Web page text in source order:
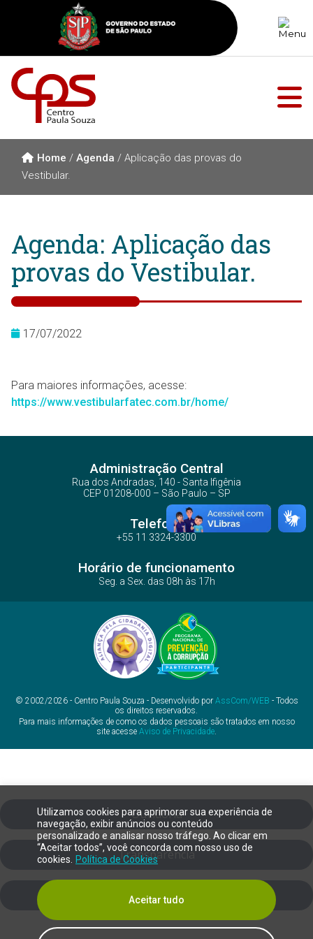
Utilizamos cookies para aprimorar sua experiência de
navegação, exibir anúncios ou conteúdo
personalizado e analisar nosso tráfego. Ao clicar em
“Aceitar todos”, você concorda com nosso uso de
cookies.
Política de Cookies
Aceitar tudo
Home / Agenda / Aplicação das provas do
Vestibular.
Agenda: Aplicação das
provas do Vestibular.
17/07/2022
Para maiores informações, acesse:
https://www.vestibularfatec.com.br/home/
Administração Central
Rua dos Andradas, 140 - Santa Ifigênia
CEP 01208-000 – São Paulo – SP
Telefone
+55 11 3324-3300
Horário de funcionamento
Seg. a Sex. das 08h às 17h
© 2002/2026 - Centro Paula Souza - Desenvolvido por AssCom/WEB - Todos
os direitos reservados.
Para mais informações de como os dados pessoais são tratados em nosso
site acesse Aviso de Privacidade.
Ouvidoria
Transparência
SIC